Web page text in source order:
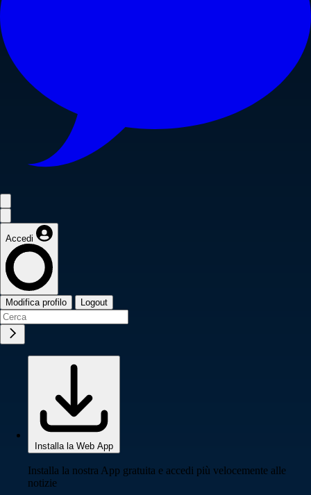
Accedi
Modifica profilo Logout
Installa la Web App
Installa la nostra App gratuita e accedi più velocemente alle
notizie